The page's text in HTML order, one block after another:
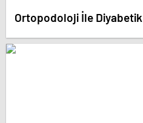
Ortopodoloji İle Diyabetik